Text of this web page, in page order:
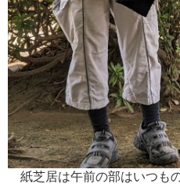
紙芝居は午前の部はいつも